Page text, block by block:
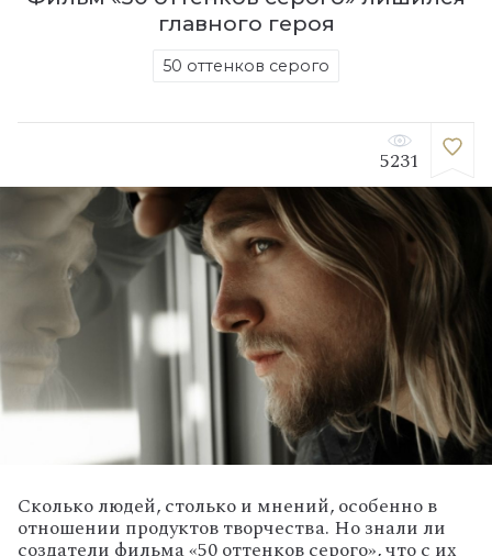
главного героя
50 оттенков серого
5231
Сколько людей, столько и мнений, особенно в
отношении продуктов творчества. Но знали ли
создатели фильма «50 оттенков серого», что с их